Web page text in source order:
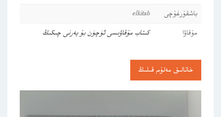
باشقۇرغۇچى
elkitab
مۇقاۋا
كىتاب مۇقاۋىسى ئۈچۈن بۇ يەرنى چىكىڭ
خاتالىق مەلۇم قىلىڭ